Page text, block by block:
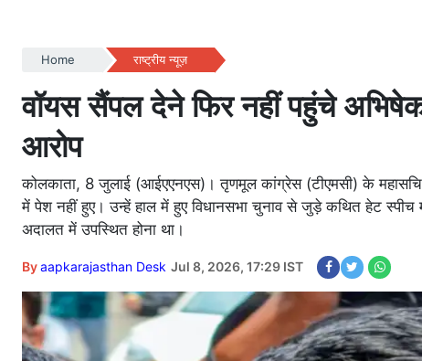
Home राष्ट्रीय न्यूज़
वॉयस सैंपल देने फिर नहीं पहुंचे
आरोप
कोलकाता, 8 जुलाई (आईएएनएस)। तृणमूल कांग्रेस (टीएमसी) के
में पेश नहीं हुए। उन्हें हाल में हुए विधानसभा चुनाव से जुड़े कथित हेट
अदालत में उपस्थित होना था।
Byaapkarajasthan Desk Jul 8, 2026, 17:29 IST